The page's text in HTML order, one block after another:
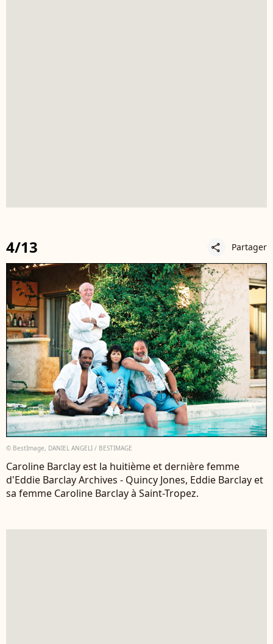
4/13 share Partager
© BestImage, DANIEL ANGELI / BESTIMAGE
Caroline Barclay est la huitième et dernière femme
d'Eddie Barclay Archives - Quincy Jones, Eddie Barclay et
sa femme Caroline Barclay à Saint-Tropez.